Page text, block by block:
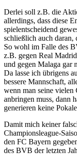
Derlei soll z.B. die
allerdings, dass diese
spielentscheidend
schließlich auch daran,
So wohl im Falle des
z.B. gegen Real
und gegen Malaga gar
Da lasse ich übrigens
bessere Mannschaft,
wenn man seine vielen
anbringen muss, dann
generieren keine
Damit mich keiner
Championsleague-
den FC Bayern
des BVB der letzten